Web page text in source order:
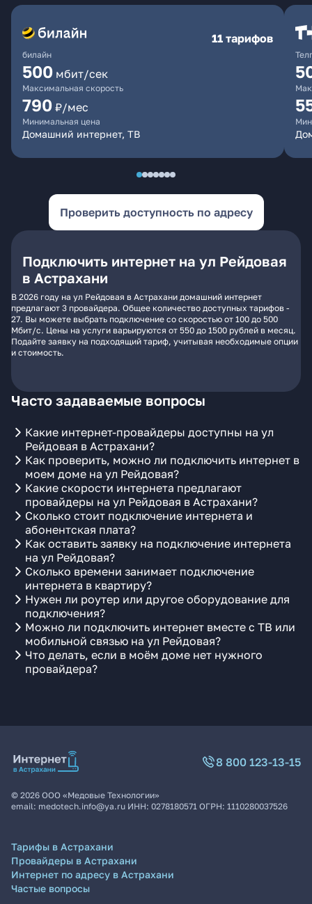
билайн
11 тарифов
500 мбит/сек
Максимальная скорость
790 ₽/мес
Минимальная цена
Домашний интернет, ТВ
Проверить доступность по адресу
Подключить интернет на ул Рейдовая
в Астрахани
В 2026 году на ул Рейдовая в Астрахани домашний интернет
предлагают 3 провайдера. Общее количество доступных тарифов -
27. Вы можете выбрать подключение со скоростью от 100 до 500
Мбит/с. Цены на услуги варьируются от 550 до 1500 рублей в месяц.
Подайте заявку на подходящий тариф, учитывая необходимые опции
и стоимость.
Часто задаваемые вопросы
Какие интернет-провайдеры доступны на ул
Рейдовая в Астрахани?
Как проверить, можно ли подключить интернет в
моем доме на ул Рейдовая?
Какие скорости интернета предлагают
провайдеры на ул Рейдовая в Астрахани?
Сколько стоит подключение интернета и
абонентская плата?
Как оставить заявку на подключение интернета
на ул Рейдовая?
Сколько времени занимает подключение
интернета в квартиру?
Нужен ли роутер или другое оборудование для
подключения?
Можно ли подключить интернет вместе с ТВ или
мобильной связью на ул Рейдовая?
Что делать, если в моём доме нет нужного
провайдера?
8 800 123-13-15
© 2026 ООО «Медовые Технологии»
email: medotech.info@ya.ru ИНН: 0278180571 ОГРН: 1110280037526
Тарифы в Астрахани
Провайдеры в Астрахани
Интернет по адресу в Астрахани
Частые вопросы